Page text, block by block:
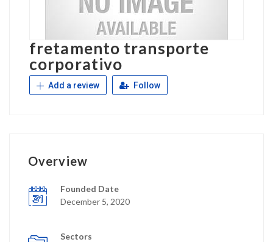
fretamento transporte
corporativo
Add a review Follow
Overview
Founded Date
December 5, 2020
Sectors